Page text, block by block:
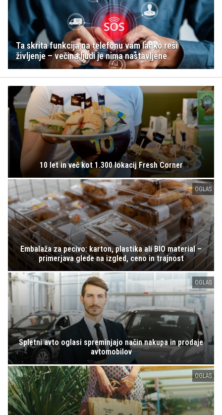
Ta skrita funkcija na telefonu vam lahko reši
življenje – večina ljudi je nima nastavljene
10 let in več kot 1.300 lokacij Fresh Corner
OGLAS
Embalaža za pecivo: karton, plastika ali BIO material –
primerjava glede na izgled, ceno in trajnost
OGLAS
Spletni avto oglasi spreminjajo način nakupa in prodaje
avtomobilov
OGLAS